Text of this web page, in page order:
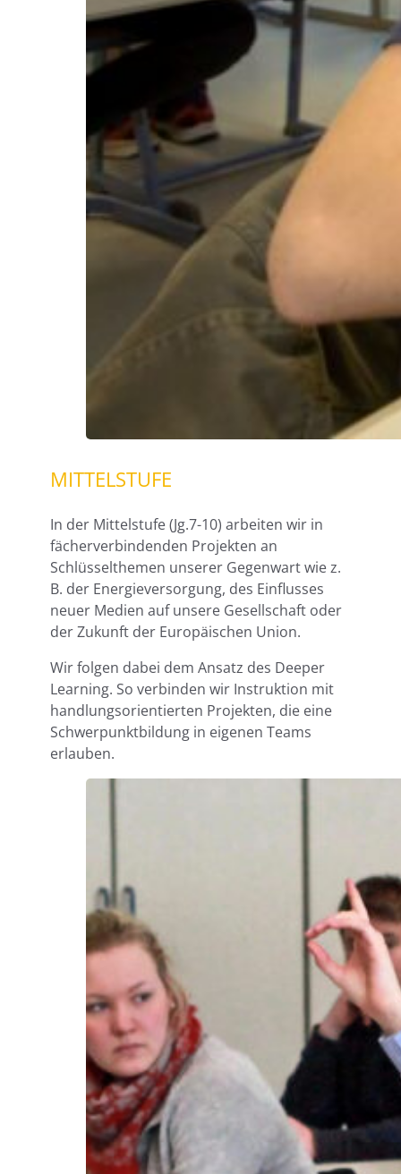
MITTELSTUFE
In der Mittelstufe (Jg.7-10) arbeiten wir in
fächerverbindenden Projekten an
Schlüsselthemen unserer Gegenwart wie z.
B. der Energieversorgung, des Einflusses
neuer Medien auf unsere Gesellschaft oder
der Zukunft der Europäischen Union.
Wir folgen dabei dem Ansatz des Deeper
Learning. So verbinden wir Instruktion mit
handlungsorientierten Projekten, die eine
Schwerpunktbildung in eigenen Teams
erlauben.